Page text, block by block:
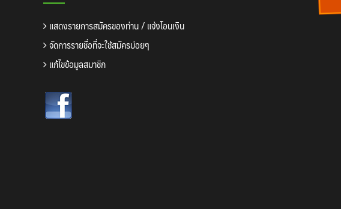
แสดงรายการสมัครของท่าน / แจ้งโอนเงิน
จัดการรายชื่อที่จะใช้สมัครบ่อยๆ
แก้ไขข้อมูลสมาชิก